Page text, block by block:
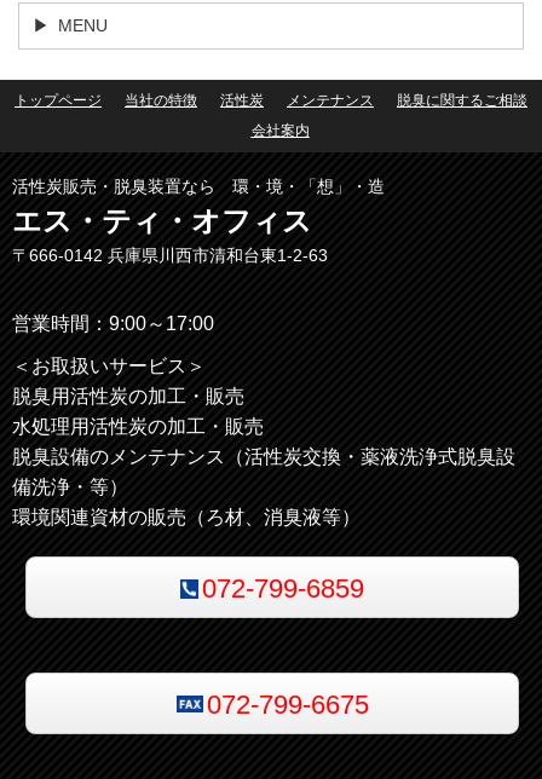
MENU
トップページ 当社の特徴 活性炭 メンテナンス
脱臭に関するご相談
会社案内
活性炭販売・脱臭装置なら 環・境・「想」・造
エス・ティ・オフィス
〒666-0142 兵庫県川西市清和台東1‐2‐63
営業時間：9:00～17:00
＜お取扱いサービス＞
脱臭用活性炭の加工・販売
水処理用活性炭の加工・販売
脱臭設備のメンテナンス（活性炭交換・薬液洗浄式脱臭設
備洗浄・等）
環境関連資材の販売（ろ材、消臭液等）
072-799-6859
072-799-6675